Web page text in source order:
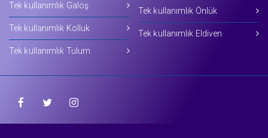
Tek kullanımlık Galoş
Tek kullanımlık Kolluk
Tek kullanımlık Tulum
Tek kullanımlık Önlük
Tek kullanımlık Eldiven